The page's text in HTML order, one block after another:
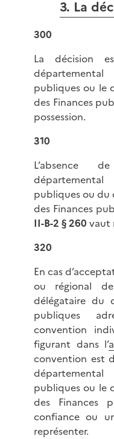
3. La
300
La décision
publiques ou le
des Finances
possession.
310
L’absence
publiques ou du
des Finances
II-B-2 § 260 vaut
320
En cas
ou régional
délégataire du
publiques
convention
figurant dans l’
convention est
publiques ou le
des Finances
confiance ou
représenter.